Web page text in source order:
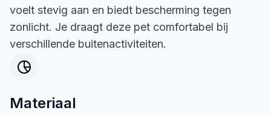
voelt stevig aan en biedt bescherming tegen
zonlicht. Je draagt deze pet comfortabel bij
verschillende buitenactiviteiten.
Materiaal